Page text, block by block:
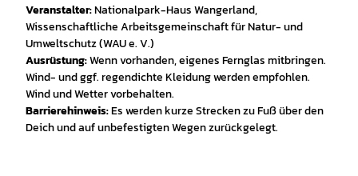
Veranstalter:Nationalpark-Haus Wangerland,
Wissenschaftliche Arbeitsgemeinschaft für Natur- und
Umweltschutz (WAU e. V.)
Ausrüstung:Wenn vorhanden, eigenes Fernglas mitbringen.
Wind- und ggf. regendichte Kleidung werden empfohlen.
Wind und Wetter vorbehalten.
Barrierehinweis:Es werden kurze Strecken zu Fuß über den
Deich und auf unbefestigten Wegen zurückgelegt.